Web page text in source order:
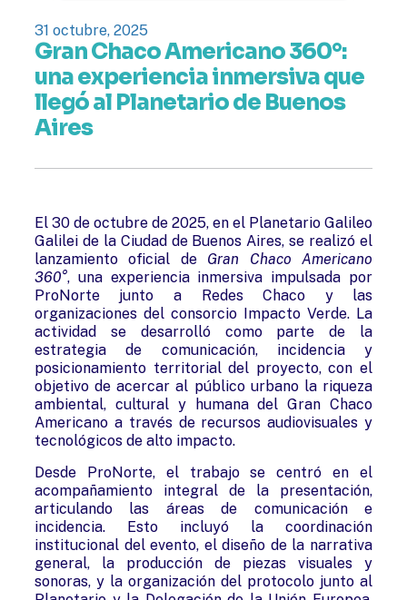
31 octubre, 2025
Gran Chaco Americano 360°:
una experiencia inmersiva que
llegó al Planetario de Buenos
Aires
El 30 de octubre de 2025, en el Planetario Galileo
Galilei de la Ciudad de Buenos Aires, se realizó el
lanzamiento oficial de Gran Chaco Americano
360°, una experiencia inmersiva impulsada por
ProNorte junto a Redes Chaco y las
organizaciones del consorcio Impacto Verde. La
actividad se desarrolló como parte de la
estrategia de comunicación, incidencia y
posicionamiento territorial del proyecto, con el
objetivo de acercar al público urbano la riqueza
ambiental, cultural y humana del Gran Chaco
Americano a través de recursos audiovisuales y
tecnológicos de alto impacto.
Desde ProNorte, el trabajo se centró en el
acompañamiento integral de la presentación,
articulando las áreas de comunicación e
incidencia. Esto incluyó la coordinación
institucional del evento, el diseño de la narrativa
general, la producción de piezas visuales y
sonoras, y la organización del protocolo junto al